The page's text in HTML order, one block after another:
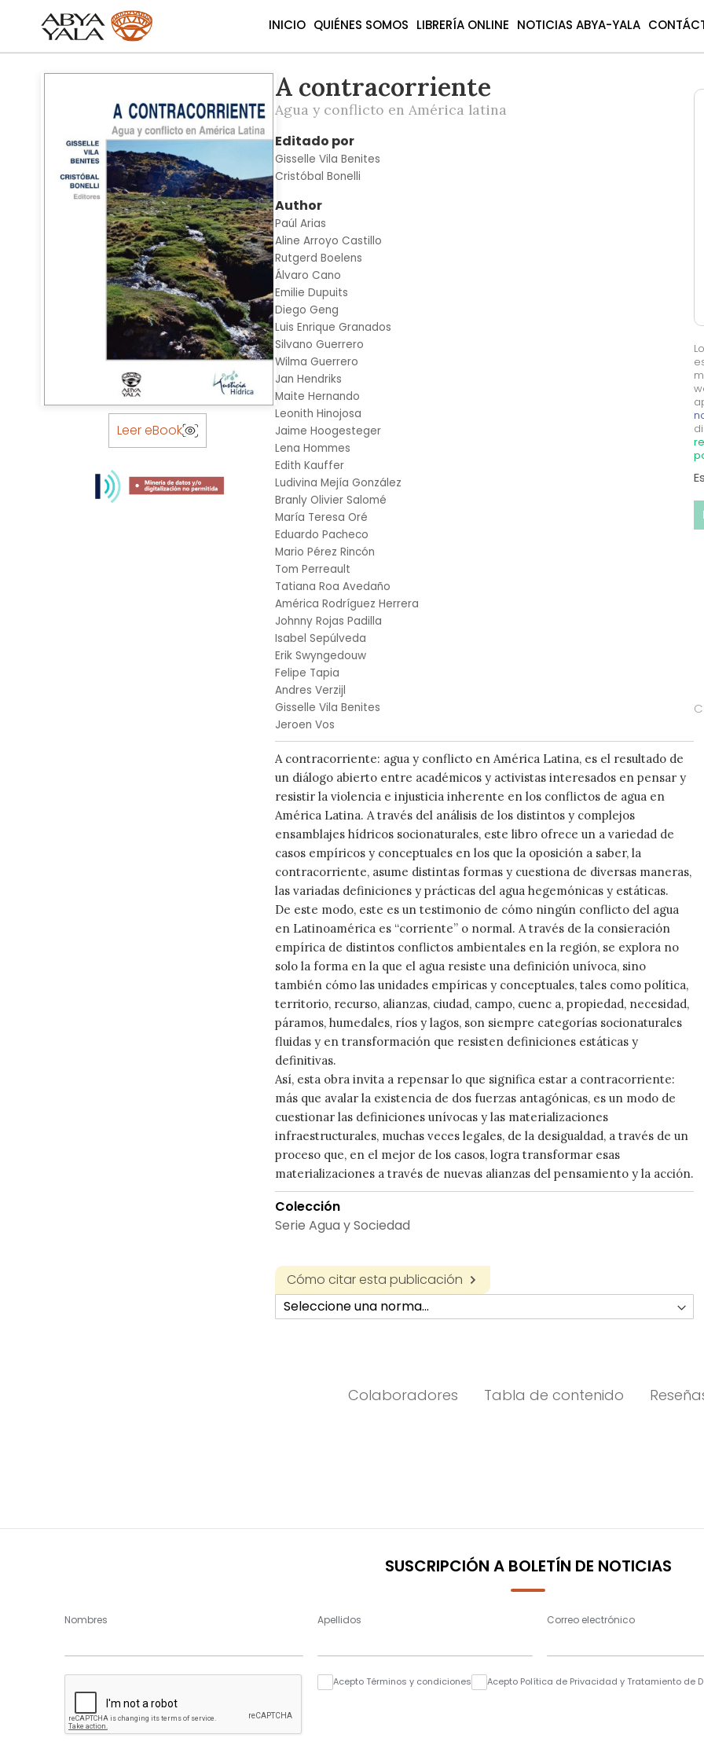
INICIO QUIÉNES SOMOS LIBRERÍA ONLINE NOTICIAS ABYA-YALA
images
gallery
Leer eBook
A contracorriente
Agua y conflicto en América latina
Editado por
Gisselle Vila Benites
Cristóbal Bonelli
Author
Paúl Arias
Aline Arroyo Castillo
Rutgerd Boelens
Álvaro Cano
Emilie Dupuits
Diego Geng
Luis Enrique Granados
Silvano Guerrero
Wilma Guerrero
Jan Hendriks
Maite Hernando
Leonith Hinojosa
Jaime Hoogesteger
Lena Hommes
Edith Kauffer
Ludivina Mejía González
Branly Olivier Salomé
María Teresa Oré
Eduardo Pacheco
Mario Pérez Rincón
Tom Perreault
Tatiana Roa Avedaño
América Rodríguez Herrera
Johnny Rojas Padilla
Isabel Sepúlveda
Erik Swyngedouw
Felipe Tapia
Andres Verzijl
Gisselle Vila Benites
Jeroen Vos
A contracorriente: agua y conflicto en América Latina, es el resultado de
un diálogo abierto entre académicos y activistas interesados en pensar y
resistir la violencia e injusticia inherente en los conflictos de agua en
América Latina. A través del análisis de los distintos y complejos
ensamblajes hídricos socionaturales, este libro ofrece un a variedad de
casos empíricos y conceptuales en los que la oposición a saber, la
contracorriente, asume distintas formas y cuestiona de diversas maneras,
las variadas definiciones y prácticas del agua hegemónicas y estáticas.
De este modo, este es un testimonio de cómo ningún conflicto del agua
en Latinoamérica es “corriente” o normal. A través de la consieración
empírica de distintos conflictos ambientales en la región, se explora no
solo la forma en la que el agua resiste una definición unívoca, sino
también cómo las unidades empíricas y conceptuales, tales como política,
territorio, recurso, alianzas, ciudad, campo, cuenc a, propiedad, necesidad,
páramos, humedales, ríos y lagos, son siempre categorías socionaturales
fluidas y en transformación que resisten definiciones estáticas y
definitivas.
Así, esta obra invita a repensar lo que significa estar a contracorriente:
más que avalar la existencia de dos fuerzas antagónicas, es un modo de
cuestionar las definiciones unívocas y las materializaciones
infraestructurales, muchas veces legales, de la desigualdad, a través de un
proceso que, en el mejor de los casos, logra transformar esas
materializaciones a través de nuevas alianzas del pensamiento y la acción.
Colección
Serie Agua y Sociedad
Cómo citar esta publicación
Colaboradores Tabla de contenido
SUSCRIPCIÓN A BOLETÍN DE NOTICIAS
Nombres Apellidos Correo electrónico
Acepto Términos y condiciones Acepto Política de Privacidad y Tratamiento de